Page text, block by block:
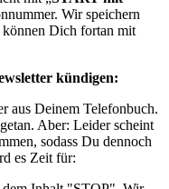
Wir speichern
Dich fortan mit
kündigen:
aus Deinem Telefonbuch.
Aber: Leider scheint
sodass Du dennoch
es Zeit für: